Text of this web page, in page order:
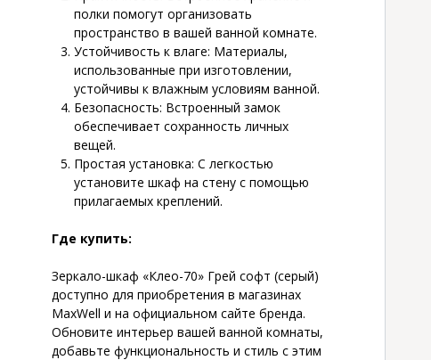
полки помогут организовать
пространство в вашей ванной комнате.
Устойчивость к влаге: Материалы,
использованные при изготовлении,
устойчивы к влажным условиям ванной.
Безопасность: Встроенный замок
обеспечивает сохранность личных
вещей.
Простая установка: С легкостью
установите шкаф на стену с помощью
прилагаемых креплений.
Где купить:
Зеркало-шкаф «Клео-70» Грей софт (серый)
доступно для приобретения в магазинах
MaxWell и на официальном сайте бренда.
Обновите интерьер вашей ванной комнаты,
добавьте функциональность и стиль с этим